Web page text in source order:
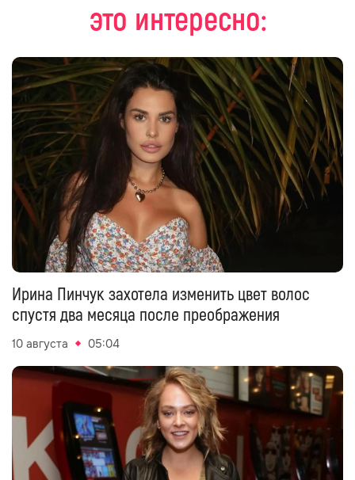
это интересно:
Ирина Пинчук захотела изменить цвет волос
спустя два месяца после преображения
10 августа 05:04